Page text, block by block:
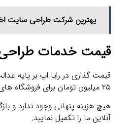
یهترین شرکت طراحی سایت
قیمت خدمات
۲۵ میلیون تومان برای فروشگاه‌ های کامل با سئو پیشرفته می‌رسد. هر پکیج شامل دامنه اختصاصی، هاستینگ یک‌ ساله، آموزش و سئوی پایه است:
آنلاین ما را تکمیل نمایید.